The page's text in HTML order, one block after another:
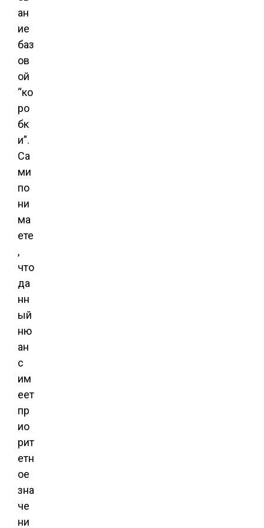
ан
ие
баз
ов
ой
“ко
ро
бк
и”.
Са
ми
по
ни
ма
ете
,
что
да
нн
ый
ню
ан
с
им
еет
пр
ио
рит
етн
ое
зна
че
ни